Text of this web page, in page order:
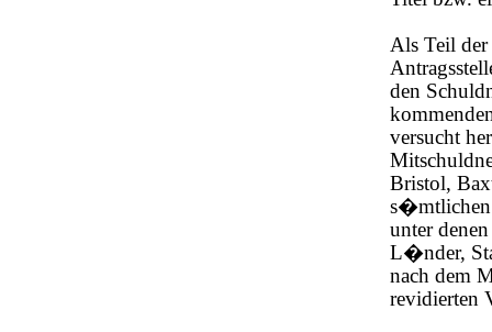
Als Teil
den
versucht
Bristol,
s�mtlichen
unter
L�nder,
nach dem
revidierten